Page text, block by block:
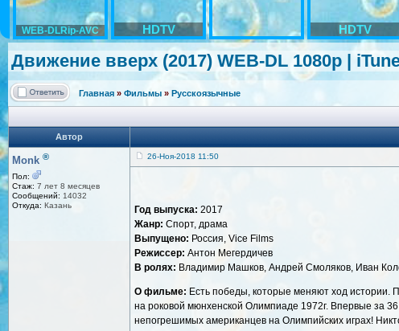
WEB-DLRip-AVC HDTV HDTV
Движение вверх (2017) WEB-DL 1080p |
Главная » Фильмы » Русскоязычные
Автор
Monk ®
Пол:
Стаж: 7 лет 8 месяцев
Сообщений: 14032
Откуда: Казань
26-Ноя-2018 11:50
Год выпуска: 2017
Жанр: Спорт, драма
Выпущено: Россия, Vice Films
Режиссер: Антон Мегердичев
В ролях: Владимир Машков, Андрей Смоляков, Иван
О фильме: Есть победы, которые меняют ход
на роковой мюнхенской Олимпиаде 1972г. Впервые за
непогрешимых американцев на Олимпийских играх!